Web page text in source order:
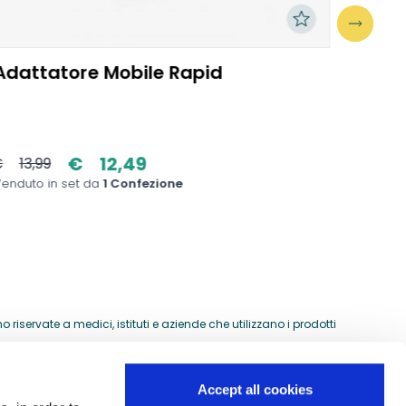
Accept all cookies
Mobile Rapid
13,99 € 12,49
in set da1 Confezione
a medici, istituti e aziende che utilizzano i prodotti